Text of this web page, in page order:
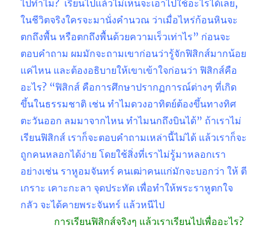
ไปทำไม? เรียนไปแล้วไม่เห็นจะเอาไปใช้อะไรได้เลย,
ในชีวิตจริงใครจะมานั่งคำนวณ ว่าเมื่อไหร่ก้อนหินจะ
ตกถึงพื้น หรือตกถึงพื้นด้วยความเร็วเท่าไร” ก่อนจะ
ตอบคำถาม ผมมักจะถามเขาก่อนว่ารู้จักฟิสิกส์มากน้อย
แค่ไหน และต้องอธิบายให้เขาเข้าใจก่อนว่า ฟิสิกส์คือ
อะไร? “ฟิสิกส์ คือการศึกษาปรากฏการณ์ต่างๆ ที่เกิด
ขึ้นในธรรมชาติ เช่น ทำไมดวงอาทิตย์ต้องขึ้นทางทิศ
ตะวันออก ลมมาจากไหน ทำไมนกถึงบินได้” ถ้าเราไม่
เรียนฟิสิกส์ เราก็จะตอบคำถามเหล่านี้ไม่ได้ แล้วเราก็จะ
ถูกคนหลอกได้ง่าย โดยใช้สิ่งที่เราไม่รู้มาหลอกเรา
อย่างเช่น ราหูอมจันทร์ คนเฒ่าคนแก่มักจะบอกว่า ให้ ตี
เกราะ เคาะกะลา จุดประทัด เพื่อทำให้พระราหูตกใจ
กลัว จะได้คายพระจันทร์ แล้วหนีไป
การเรียนฟิสิกส์จริงๆ แล้วเราเรียนไปเพื่ออะไร?